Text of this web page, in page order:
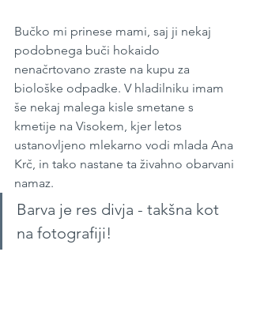
Bučko mi prinese mami, saj ji nekaj
podobnega buči hokaido
nenačrtovano zraste na kupu za
biološke odpadke. V hladilniku imam
še nekaj malega kisle smetane s
kmetije na Visokem, kjer letos
ustanovljeno mlekarno vodi mlada Ana
Krč, in tako nastane ta živahno obarvani
namaz.
Barva je res divja - takšna kot
na fotografiji!